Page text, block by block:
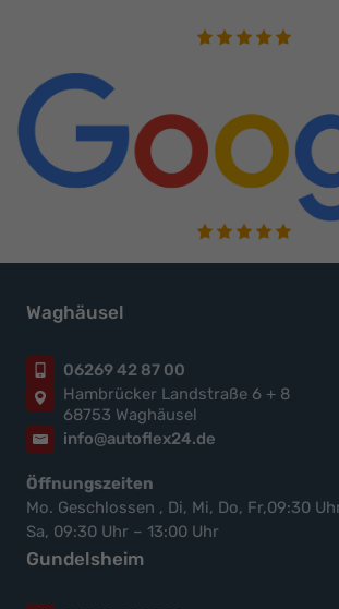
Waghäusel
06269 42 87 00
Hambrücker Landstraße 6 + 8
68753 Waghäusel
info@autoflex24.de
Öffnungszeiten
Mo. Geschlossen , Di, Mi, Do, Fr,09:30
Sa, 09:30 Uhr – 13:00 Uhr
Gundelsheim